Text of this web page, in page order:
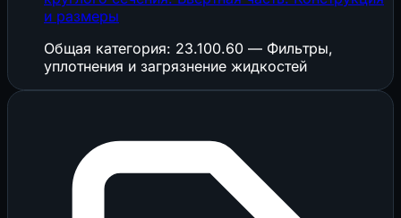
и размеры
Общая категория: 23.100.60 — Фильтры,
уплотнения и загрязнение жидкостей